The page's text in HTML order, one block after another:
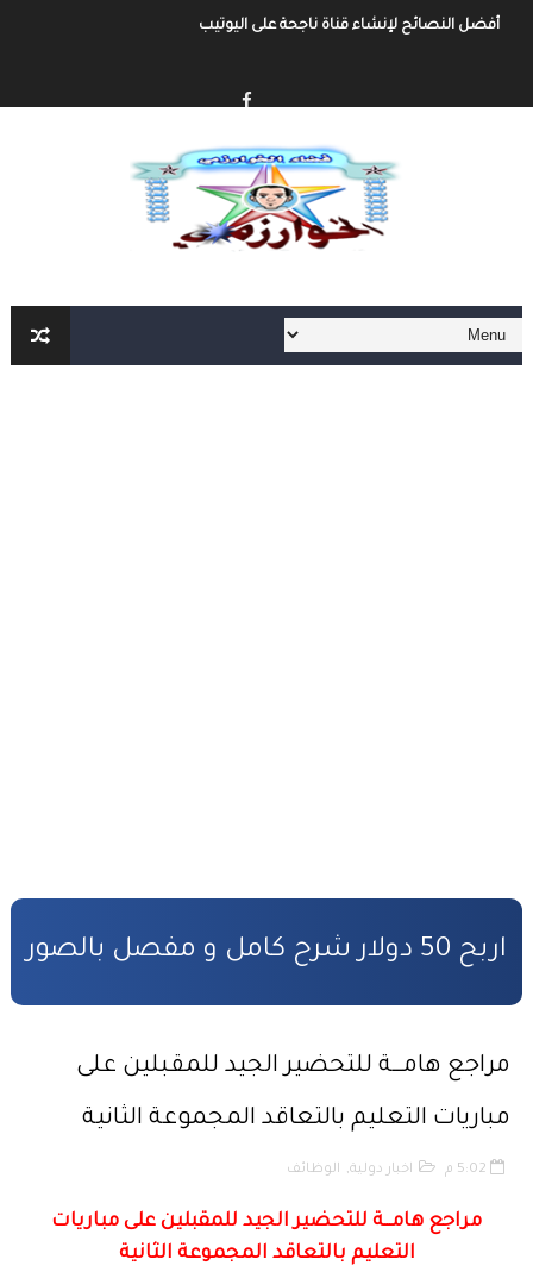
أفضل النصائح لإنشاء قناة ناجحة على اليوتيب
خطوة بخطوة كيفية إنشاء مدونة بلوجر و الربح منها
كيفية إنشاء مدونة و الربح مهنا شرح مفصل و شامل
المادة المدنية : جميع القوانين المتعلقة بالمادة المدنية
التبادل الإلكتروني للمعطيات القانونية
اربح 50 دولار شرح كامل و مفصل بالصور
مراجع هامـــة للتحضير الجيد للمقبلين على
مباريات التعليم بالتعاقد المجموعة الثانية
5:02 م اخبار دولية, الوظائف
مراجع هامـــة للتحضير الجيد للمقبلين على مباريات
التعليم بالتعاقد المجموعة الثانية